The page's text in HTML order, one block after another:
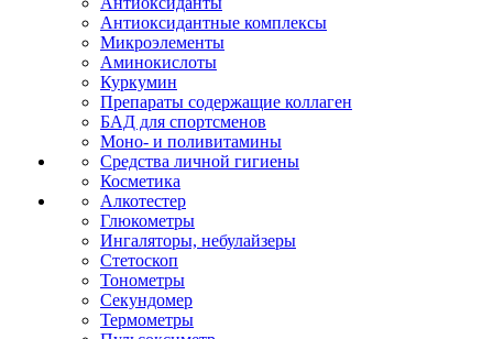
Антиоксидантные комплексы
Микроэлементы
Аминокислоты
Куркумин
Препараты содержащие коллаген
БАД для спортсменов
Моно- и поливитамины
Средства личной гигиены
Косметика
Алкотестер
Глюкометры
Ингаляторы, небулайзеры
Стетоскоп
Тонометры
Секундомер
Термометры